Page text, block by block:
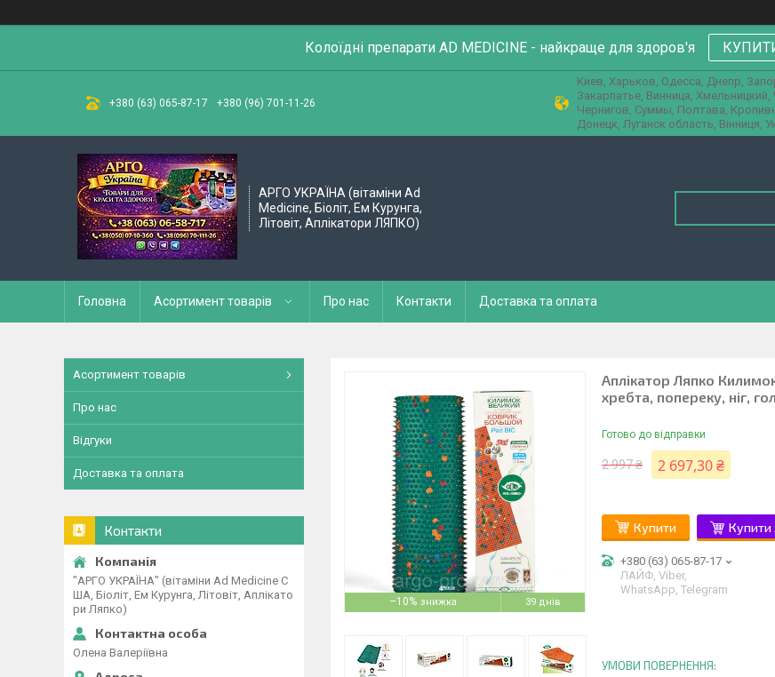
Колоїдні препарати AD MEDICINE - найкраще для здоров'я
+380 (63) 065-87-17 +380 (96) 701-11-26
Киев, Харьков, Одесса, Днепр,
Закарпатье, Винница,
Чернигов, Суммы, Полтава,
Донецк, Луганск область, Вінниця,
АРГО УКРАЇНА (вітаміни Ad
Medicine, Біоліт, Ем Курунга,
Літовіт, Аплікатори ЛЯПКО)
Головна Асортимент товарів Про нас Контакти Доставка та оплата
–10% 39 днів
Аплікатор Ляпко
хребта, попереку, ніг,
Готово до відправки
2 997 ₴ 2 697,30 ₴
Купити Купити
+380 (63) 065-87-17
ЛАЙФ, Viber,
WhatsApp, Telegram
Асортимент товарів
Про нас
Відгуки
Доставка та оплата
Контакти
"АРГО УКРАЇНА" (вітаміни Ad Medicine С
ША, Біоліт, Ем Курунга, Літовіт, Аплікато
ри Ляпко)
Олена Валеріївна